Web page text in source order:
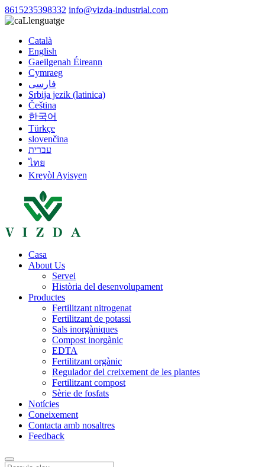
8615235398332 info@vizda-industrial.com
Llenguatge
Català
English
Gaeilgenah Éireann
Cymraeg
فارسی
Srbija jezik (latinica)
Čeština
한국어
Türkçe
slovenčina
עברית
ไทย
Kreyòl Ayisyen
Casa
About Us
Servei
Història del desenvolupament
Productes
Fertilitzant nitrogenat
Fertilitzant de potassi
Sals inorgàniques
Compost inorgànic
EDTA
Fertilitzant orgànic
Regulador del creixement de les plantes
Fertilitzant compost
Sèrie de fosfats
Notícies
Coneixement
Contacta amb nosaltres
Feedback